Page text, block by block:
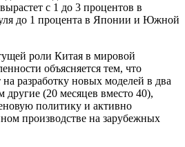
с 1 до 3 процентов в
до 1 процента в Японии и Южной
роли Китая в мировой
объясняется тем, что
разработку новых моделей в два
другие (20 месяцев вместо 40),
политику и активно
производстве на зарубежных